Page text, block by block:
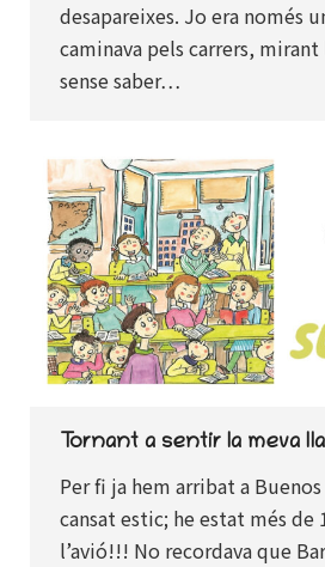
desapareixes. Jo era només
caminava pels carrers, mirant
sense saber…
Tornant a sentir la meva
Per fi ja hem arribat a
cansat estic; he estat més de
l’avió!!! No recordava que